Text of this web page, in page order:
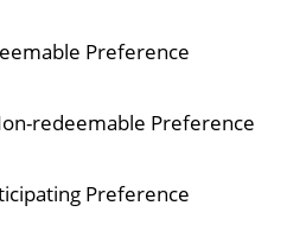
Preference
redeemable Preference
Preference